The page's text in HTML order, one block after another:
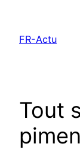
contenu
FR-Actu
Tout